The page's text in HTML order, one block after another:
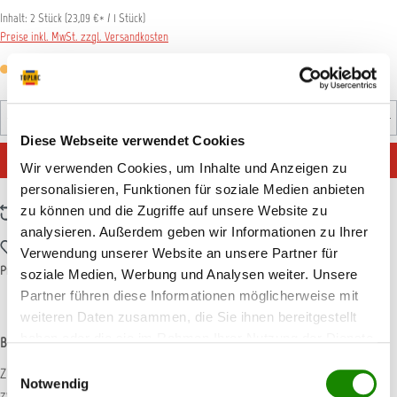
Diese Webseite verwendet Cookies
Wir verwenden Cookies, um Inhalte und Anzeigen zu
personalisieren, Funktionen für soziale Medien anbieten
zu können und die Zugriffe auf unsere Website zu
analysieren. Außerdem geben wir Informationen zu Ihrer
Verwendung unserer Website an unsere Partner für
soziale Medien, Werbung und Analysen weiter. Unsere
Partner führen diese Informationen möglicherweise mit
weiteren Daten zusammen, die Sie ihnen bereitgestellt
Notwendig
Inhalt: 2 Stück(23,09 €* / 1 Stück)
Preise inkl. MwSt. zzgl. Versandkosten
Versandfertig in 7 Tagen, Lieferzeit 1-3 Tage
Produkt Anzahl: Gib den gewünschten Wert ein oder
IN DEN WARENKORB
Zum Vergleich hinzufügen
Zum Merkzettel hinzufügen
Produktnummer:Liqui6245
Beschreibung
ZUGGRIFFE 1 PAAR MIT DRAHT GEDREHT Scheibenausbauset bestehend aus